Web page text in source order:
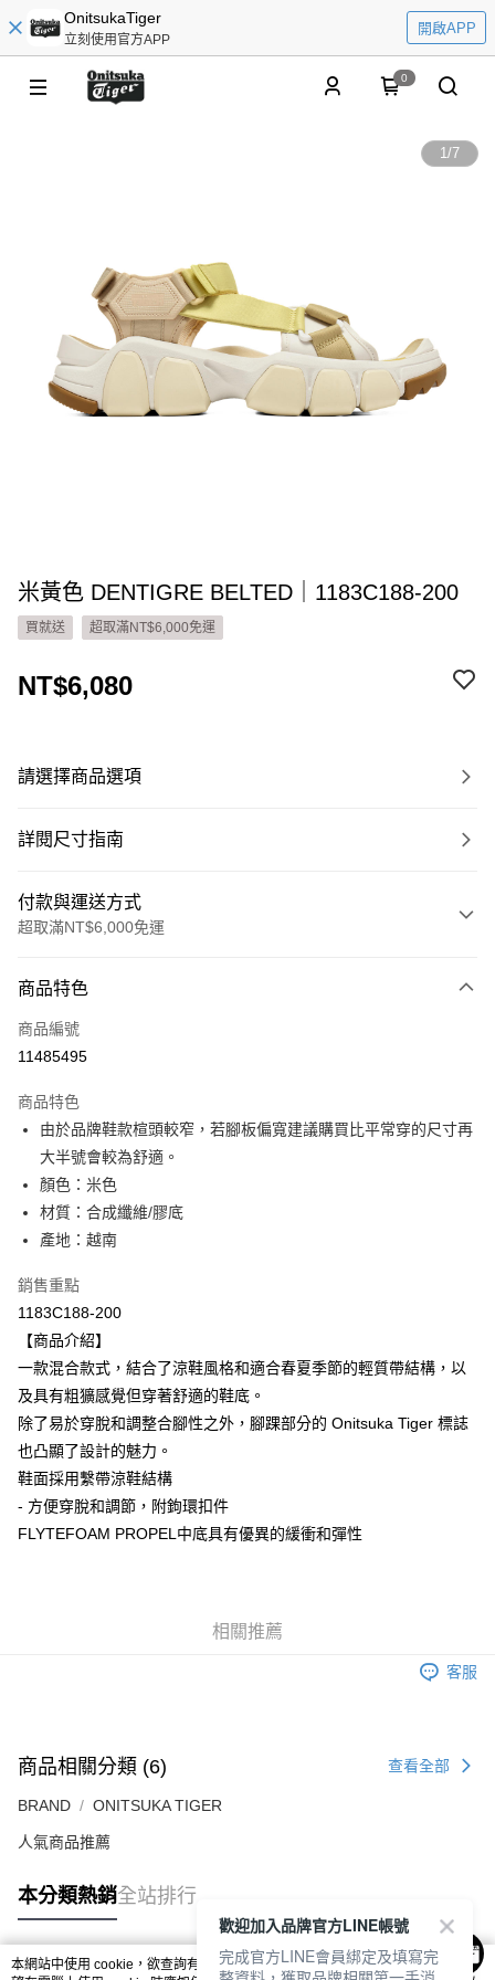
OnitsukaTiger
立刻使用官方APP
開啟APP
0
1/7
米黃色 DENTIGRE BELTED｜1183C188-200
買就送 超取滿NT$6,000免運
NT$6,080
請選擇商品選項
詳閱尺寸指南
付款與運送方式
超取滿NT$6,000免運
信用卡一次付款
超商取貨付款
Apple Pay
ATM付款
運送方式
每筆NT$80，滿NT$6,000(含以上)免運費
萊爾富取貨付款
每筆NT$80，滿NT$6,000(含以上)免運費
付款後萊爾富取貨
每筆NT$80，滿NT$6,000(含以上)免運費
7-11取貨付款
每筆NT$80，滿NT$6,000(含以上)免運費
商品特色
商品編號
11485495
商品特色
由於品牌鞋款楦頭較窄，若腳板偏寬建議購買比平常穿的尺寸再
大半號會較為舒適。
顏色：米色
材質：合成纖維/膠底
產地：越南
銷售重點
1183C188-200
【商品介紹】
一款混合款式，結合了涼鞋風格和適合春夏季節的輕質帶結構，以
及具有粗獷感覺但穿著舒適的鞋底。
除了易於穿脫和調整合腳性之外，腳踝部分的 Onitsuka Tiger 標誌
也凸顯了設計的魅力。
鞋面採用繫帶涼鞋結構
- 方便穿脫和調節，附鉤環扣件
FLYTEFOAM PROPEL中底具有優異的緩衝和彈性
相關推薦
客服
商品相關分類 (6) 查看全部
BRAND ONITSUKA TIGER
人氣商品推薦
本分類熱銷全站排行
本網站中使用 cookie，欲查詢有關本網站使用 cookie 方式之詳情，及若您不希
歡迎加入品牌官方LINE帳號
完成官方LINE會員綁定及填寫完